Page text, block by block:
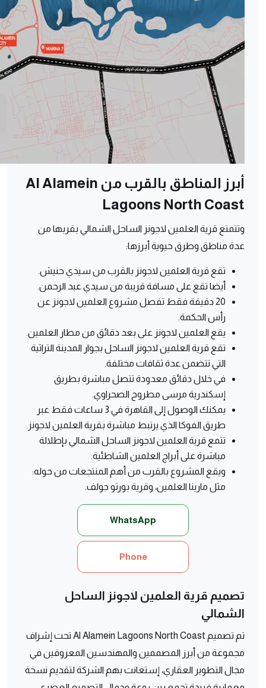
أبرز المناطق بالقرب من Al Alamein
Lagoons North Coast
وتتمتع قرية العلمين لاجونز الساحل الشمالي بقربها من
عدة مناطق وطرق حيوية أبرزها:
تقع قرية العلمين لاجونز بالقرب من سيدي حنيش.
أيضا تقع على مسافة قريبة من سيدي عبد الرحمن.
20 دقيقة فقط تفصل مشروع العلمين لاجونز عن
رأس الحكمة.
يقع العلمين لاجونز على بعد دقائق من مطار العلمين.
تقع قرية العلمين لاجونز الساحل بجوار المدينة التراثية
التي تتضمن عدة ثقافات مختلفة.
في خلال دقائق معدودة تتصل مباشرة بطريق
إسكندرية مرسى مطروح الصحراوي.
يمكنك الوصول إلى القاهرة في 3 ساعات فقط عبر
طريق الفوكا الذي يرتبط مباشرة بقرية العلمين لاجونز.
تتمع قرية العلمين لاجونز الساحل الشمالي بإطلالة
مباشرة على أبراج العلمين الشاطئية.
ويقع المشروع بالقرب من أهم المنتجعات من حوله:
مثل مارينا العلمين، وقرية بورتو جولف.
WhatsApp
Phone
تصميم قرية العلمين لاجونز الساحل
الشمالي
تم تصميم Al Alamein Lagoons North Coast تحت إشراف
مجموعة من أبرز المصممين والمهندسين المعروفين في
مجال التطوير العقاري، إستعانت بهم الشركة لتقديم نسخة